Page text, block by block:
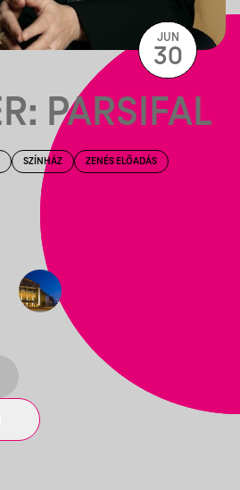
PARSIFAL
SZÍNHÁZ ZENÉS ELŐADÁS
JUN
30